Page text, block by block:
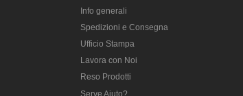
Info generali
Spedizioni e Consegna
Ufficio Stampa
Lavora con Noi
Reso Prodotti
Serve Aiuto?